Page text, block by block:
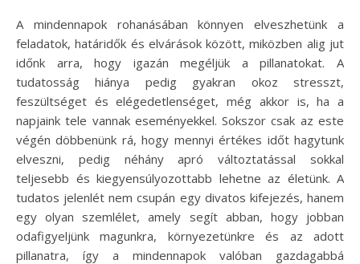
A mindennapok rohanásában könnyen elveszhetünk a
feladatok, határidők és elvárások között, miközben alig jut
időnk arra, hogy igazán megéljük a pillanatokat. A
tudatosság hiánya pedig gyakran okoz stresszt,
feszültséget és elégedetlenséget, még akkor is, ha a
napjaink tele vannak eseményekkel. Sokszor csak az este
végén döbbenünk rá, hogy mennyi értékes időt hagytunk
elveszni, pedig néhány apró változtatással sokkal
teljesebb és kiegyensúlyozottabb lehetne az életünk. A
tudatos jelenlét nem csupán egy divatos kifejezés, hanem
egy olyan szemlélet, amely segít abban, hogy jobban
odafigyeljünk magunkra, környezetünkre és az adott
pillanatra, így a mindennapok valóban gazdagabbá